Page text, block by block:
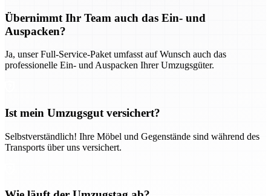
Übernimmt Ihr Team auch das Ein- und
Auspacken?
Ja, unser Full-Service-Paket umfasst auf Wunsch auch das
professionelle Ein- und Auspacken Ihrer Umzugsgüter.
Ist mein Umzugsgut versichert?
Selbstverständlich! Ihre Möbel und Gegenstände sind während des
Transports über uns versichert.